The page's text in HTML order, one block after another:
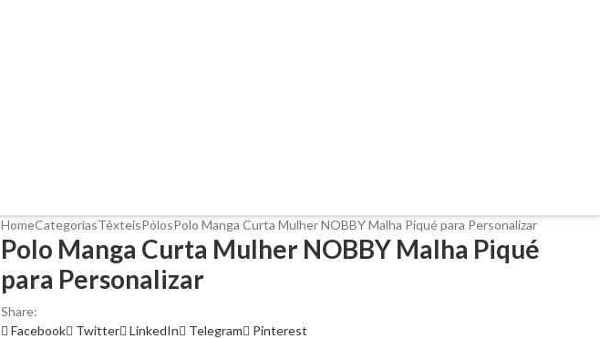
HomeCategoriasTêxteisPólosPolo Manga Curta Mulher NOBBY Malha Piqué para Personalizar
Polo Manga Curta Mulher NOBBY Malha Piqué
para Personalizar
Share:
Facebook
Twitter LinkedIn Telegram
Pinterest